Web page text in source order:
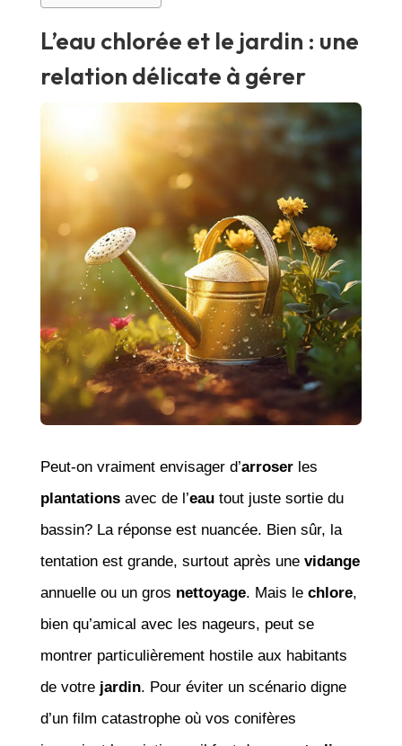
L’eau chlorée et le jardin : une
relation délicate à gérer
Peut-on vraiment envisager d’arroserles
plantationsavec de l’eautout juste sortie du
bassin? La réponse est nuancée. Bien sûr, la
tentation est grande, surtout après une vidange
annuelle ou un gros nettoyage. Mais le chlore,
bien qu’amical avec les nageurs, peut se
montrer particulièrement hostile aux habitants
de votre jardin. Pour éviter un scénario digne
d’un film catastrophe où vos conifères